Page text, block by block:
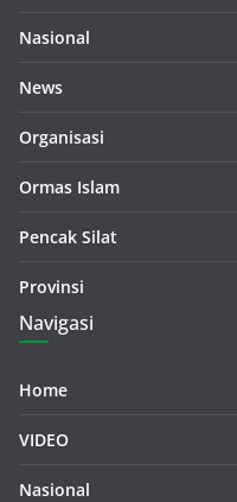
Nasional
News
Organisasi
Ormas Islam
Pencak Silat
Provinsi
Navigasi
Home
VIDEO
Nasional